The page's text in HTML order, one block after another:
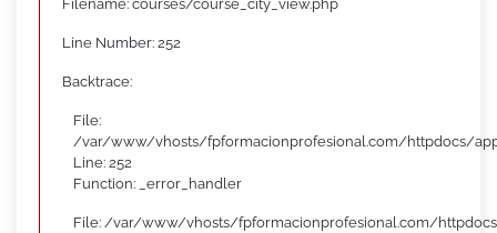
Filename: courses/course_city_view.php
Line Number: 252
Backtrace:
File:
/var/www/vhosts/fpformacionprofesional.com/httpdocs/
Line: 252
Function: _error_handler
File: /var/www/vhosts/fpformacionprofesional.com/